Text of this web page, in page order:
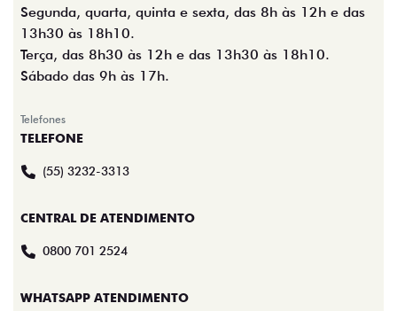
Segunda, quarta, quinta e sexta, das 8h às 12h e das
13h30 às 18h10.
Terça, das 8h30 às 12h e das 13h30 às 18h10.
Sábado das 9h às 17h.
Telefones
TELEFONE
(55) 3232-3313
CENTRAL DE ATENDIMENTO
0800 701 2524
WHATSAPP ATENDIMENTO